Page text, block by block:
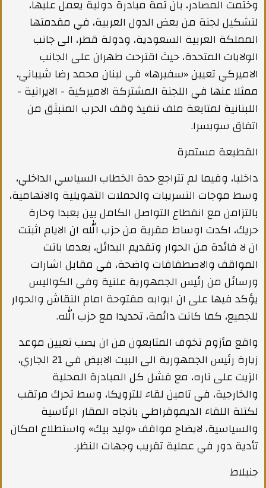
وختمت المصادر، بان ثمة مبادرة دولية يعمل عليها،
لتشكيل لجنة من بعض الدول العربية، في مقدمتها
المملكة العربية السعودية، ودولة قطر، الى جانب
الولايات المتحدة، حيث اقترحت طهران على الجانب
الاميركي تعيين «سفيرها» في لبنان محمد رضا شيباني،
ممثلا عنها في اللجنة المشتركة الاميركية - الايرانية -
اللبنانية لمتابعة ملف تنفيذ وقف الحرب المنبثق من
اتفاق سويسرا.
القطيعة مستمرة
داخليا، وفيما لم تتراجع حدة الخطاب السياسي الداخلي،
وسط موجات التسريبات والحملات التهويلية والاتهامية،
بالتزامن مع انقطاع التواصل الكامل بين بعبدا وحارة
حريك، اكدت اوساط مقربة من حزب الله ان الايام اثبتت
ان لا فائدة من الحوار وتقديم البدائل، بعدما باتت
المواقف والاصطفافات واضحة، في مقابل اشارات
ورسائل من رئيس الجمهورية علنية وفي الكواليس
يؤكد فيها على ان ابوابه مفتوحة امام النقاش والحوار
للجميع، كما كانت دائمة، تحديدا مع حزب الله.
واقع مأزوم تخوف المتابعون من ان يصب تعيين موعد
زيارة رئيس الجمهورية الى البيت الابيض في 21 الجاري،
الزيت على ناره، مع فشل كل المبادرة المحلية
والخارجية، في تامين لقاء للترويكا، وسط تحرك مرتقب
لكتلة اللقاء الديموقراطي باتجاه المقار الرئاسية
والسياسية، لايضاح مواقف «وليد بيك» واستطلاع امكان
تأدية دور في عملية تقريب وجهات النظر.
جنبلاط